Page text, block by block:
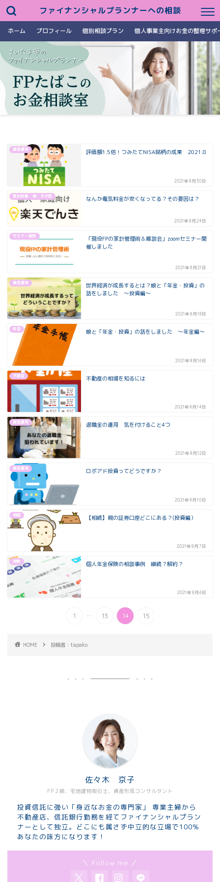
ファイナンシャルプランナーへの相談
ホーム プロフィール 個別相談プラン 個人事業主向けお金の整理サポ
資産運用 評価額1.5倍！つみたてNISA銘柄の成果 2021.8
2021年8月30日
家計改善・税・その他 なんか電気料金が安くなってる？その要因は？
2021年8月24日
セミナー報告
「現役FPの家計管理術＆雑談会」zoomセミナー開
催しました
2021年8月21日
資産運用
世界経済が成長するとは？娘と「年金・投資」の
話をしました ～投資編～
2021年8月18日
年金 娘と「年金・投資」の話をしました ～年金編～
2021年8月16日
不動産 不動産の相場を知るには
2021年8月14日
資産運用 退職金の運用 気を付けること4つ
2021年8月12日
資産運用 ロボアド投資ってどうですか？
2021年8月10日
相続 【相続】親の証券口座どこにある？(投資編）
2021年8月7日
保険 個人年金保険の相談事例 継続？解約？
2021年8月6日
1 ... 13 14 15
HOME 投稿者：tapako
FP２級、宅地建物取引士、資産形成コンサルタント
佐々木 京子
投資信託に強い「身近なお金の専門家」 専業主婦から
不動産店、信託銀行勤務を経てファイナンシャルプラン
ナーとして独立。どこにも属さず中立的な立場で100％
あなたの味方になります！
＼ Follow me ／